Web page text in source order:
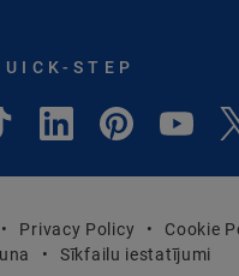
STEP
Privacy Policy
Cookie
Sīkfailu iestatījumi